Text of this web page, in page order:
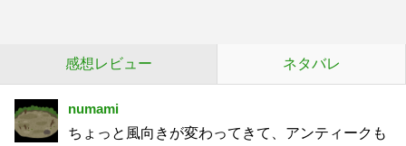
感想レビュー ネタバレ
numami
ちょっと風向きが変わってきて、アンティークも